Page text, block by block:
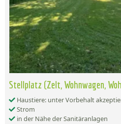
Stellplatz (Zelt, Wohnwagen,
Haustiere: unter Vorbehalt
Strom
in der Nähe der Sanitäranlagen